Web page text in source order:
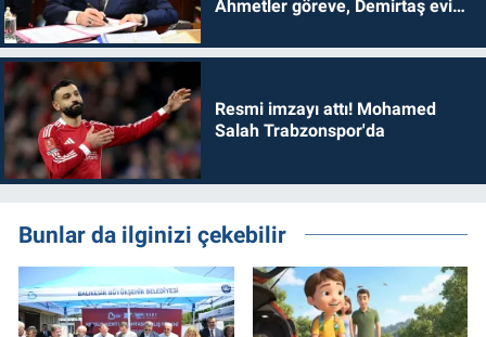
Ahmetler göreve, Demirtaş evine
Resmi imzayı attı! Mohamed
Salah Trabzonspor'da
Bunlar da ilginizi çekebilir